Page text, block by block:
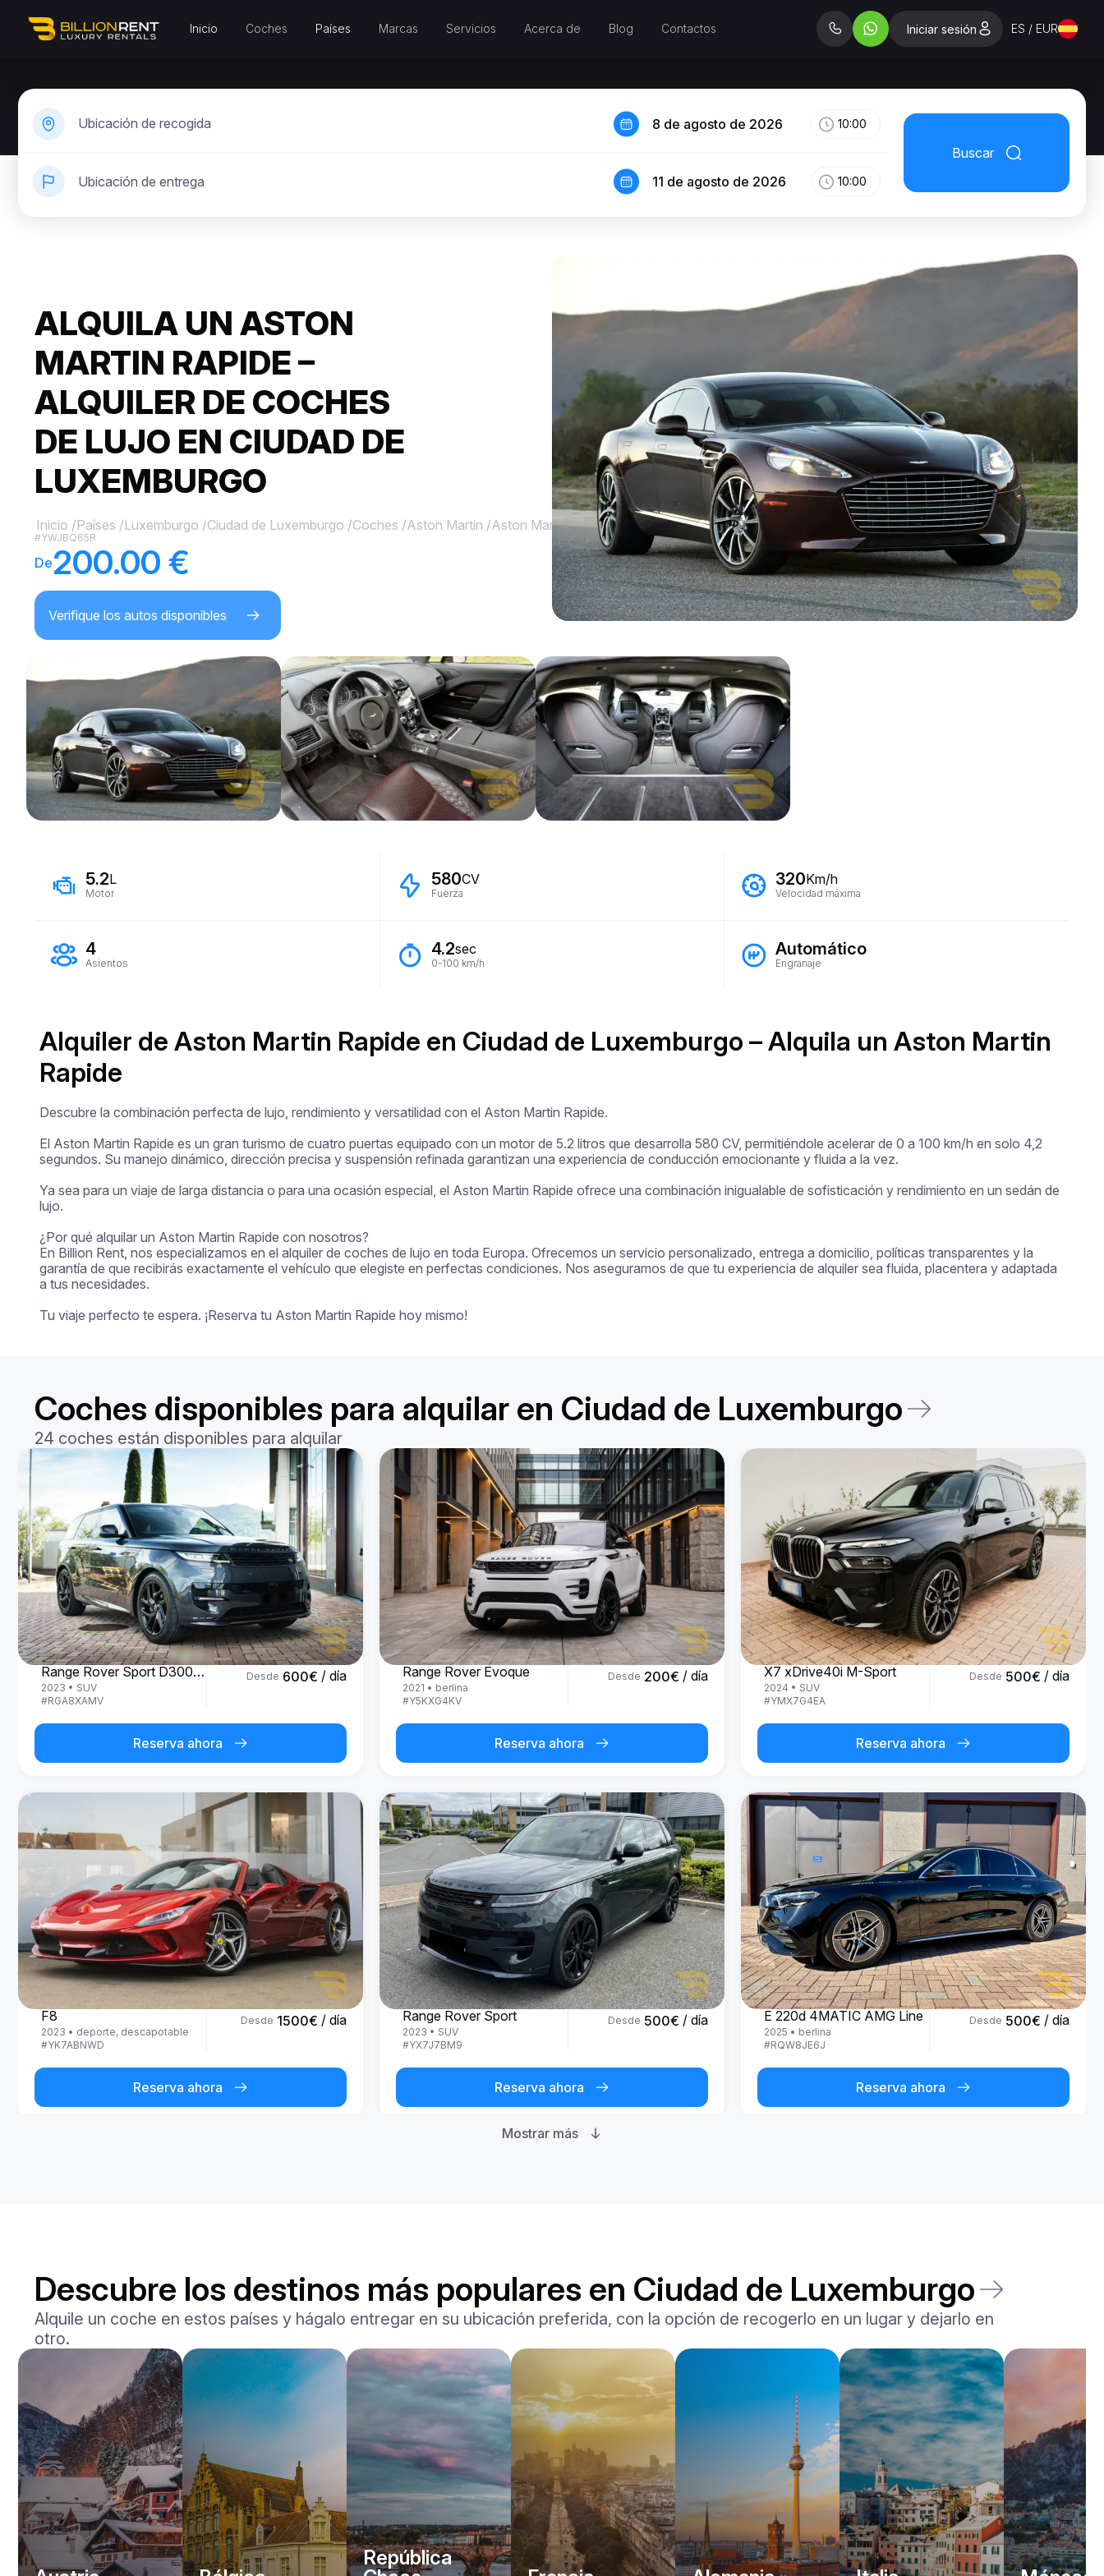
Inicio Coches Países Marcas Servicios Acerca de Blog Contactos Iniciar sesión ES / EUR
Ubicación de recogida
Ubicación de entrega
8 de agosto de 2026 10:00
11 de agosto de 2026 10:00
Buscar
ALQUILA UN ASTON
MARTIN RAPIDE –
ALQUILER DE COCHES
DE LUJO EN CIUDAD DE
LUXEMBURGO
Inicio /Países /Luxemburgo /Ciudad de Luxemburgo /Coches /Aston Martin /Aston Martin Rapide
#YWJBQ65R
De200.00 €
Verifique los autos disponibles
5.2L
Motor
580CV
Fuerza
320Km/h
Velocidad máxima
4
Asientos
4.2sec
0-100 km/h
Automático
Engranaje
Alquiler de Aston Martin Rapide en Ciudad de Luxemburgo – Alquila un Aston Martin
Rapide
Descubre la combinación perfecta de lujo, rendimiento y versatilidad con el Aston Martin Rapide.
El Aston Martin Rapide es un gran turismo de cuatro puertas equipado con un motor de 5.2 litros que desarrolla 580 CV, permitiéndole acelerar de 0 a 100 km/h en solo 4,2
segundos. Su manejo dinámico, dirección precisa y suspensión refinada garantizan una experiencia de conducción emocionante y fluida a la vez.
Ya sea para un viaje de larga distancia o para una ocasión especial, el Aston Martin Rapide ofrece una combinación inigualable de sofisticación y rendimiento en un sedán de
lujo.
¿Por qué alquilar un Aston Martin Rapide con nosotros?
En Billion Rent, nos especializamos en el alquiler de coches de lujo en toda Europa. Ofrecemos un servicio personalizado, entrega a domicilio, políticas transparentes y la
garantía de que recibirás exactamente el vehículo que elegiste en perfectas condiciones. Nos aseguramos de que tu experiencia de alquiler sea fluida, placentera y adaptada
a tus necesidades.
Tu viaje perfecto te espera. ¡Reserva tu Aston Martin Rapide hoy mismo!
Coches disponibles para alquilar en Ciudad de Luxemburgo
24 coches están disponibles para alquilar
Land Rover
Range Rover Sport D300 R-Dynamic SE
2023 • SUV
#RGA8XAMV
Desde 600€ / día
Reserva ahora
Land Rover
Range Rover Evoque
2021 • berlina
#Y5KXG4KV
Desde 200€ / día
Reserva ahora
BMW
X7 xDrive40i M-Sport
2024 • SUV
#YMX7G4EA
Desde 500€ / día
Reserva ahora
Ferrari
F8
2023 • deporte, descapotable
#YK7ABNWD
Desde 1500€ / día
Reserva ahora
Land Rover
Range Rover Sport
2023 • SUV
#YX7J7BM9
Desde 500€ / día
Reserva ahora
Mercedes Benz
E 220d 4MATIC AMG Line
2025 • berlina
#RQW8JE6J
Desde 500€ / día
Reserva ahora
Ferrari
Desde 1500€ / día
Reserva ahora
Huracán Evo Spider
2024
deporte
€
Reserva ahora
Range Rover Sport
YPDJPVBJ
Desde
Reserva ahora
Mostrar más
Descubre los destinos más populares en Ciudad de Luxemburgo
Alquile un coche en estos países y hágalo entregar en su ubicación preferida, con la opción de recogerlo en un lugar y dejarlo en
otro.
República